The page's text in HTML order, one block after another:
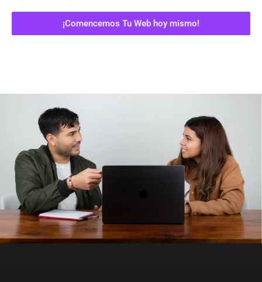
¡Comencemos Tu Web hoy mismo!